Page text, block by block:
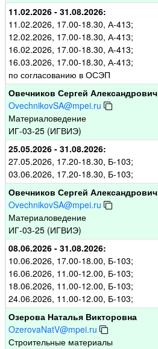
11.02.2026 - 31.08.2026:
11.02.2026, 17.00-18.30, А-413;
12.02.2026, 17.00-18.30, А-413;
16.02.2026, 17.00-18.30, А-413;
16.03.2026, 17.00-18.30, А-413;
по согласованию в ОСЭП
Овечников Сергей Александрович
OvechnikovSA@mpei.ru
Материаловедение
ИГ-03-25 (ИГВИЭ)
25.05.2026 - 31.08.2026:
27.05.2026, 17.20-18.30, Б-103;
03.06.2026, 17.20-18.30, Б-103;
Овечников Сергей Александрович
OvechnikovSA@mpei.ru
Материаловедение
ИГ-03-25 (ИГВИЭ)
08.06.2026 - 31.08.2026:
10.06.2026, 17.00-18.00, Б-103;
16.06.2026, 11.00-12.00, Б-103;
18.06.2026, 11.00-12.00, Б-103;
24.06.2026, 11.00-12.00, Б-103;
Озерова Наталья Викторовна
OzerovaNatV@mpei.ru
Строительные материалы